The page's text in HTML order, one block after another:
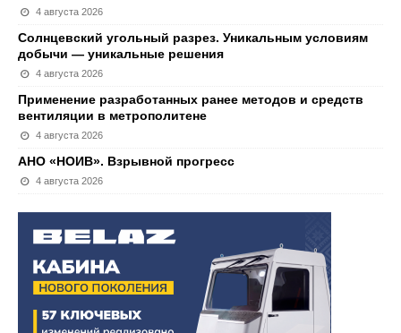
4 августа 2026
Солнцевский угольный разрез. Уникальным условиям
добычи — уникальные решения
4 августа 2026
Применение разработанных ранее методов и средств
вентиляции в метрополитене
4 августа 2026
АНО «НОИВ». Взрывной прогресс
4 августа 2026